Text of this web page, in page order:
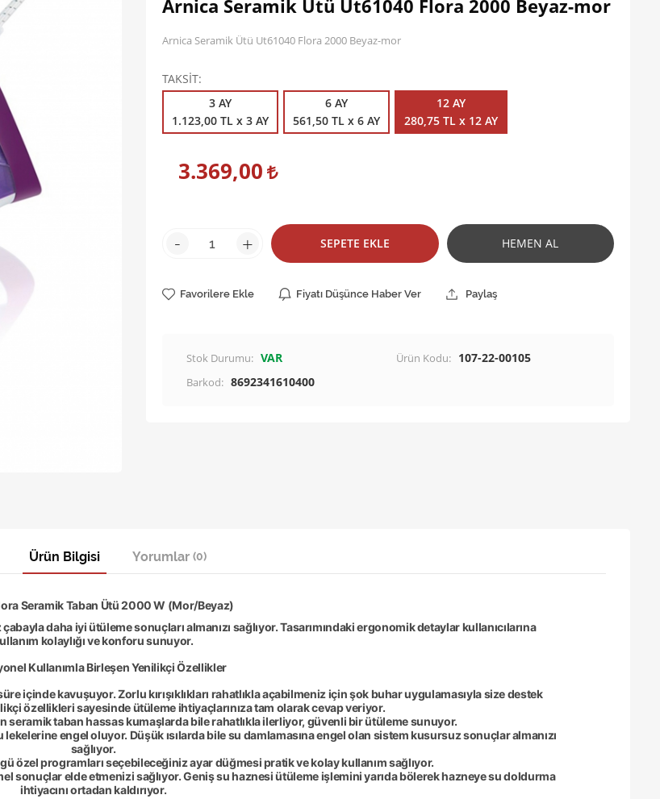
Arnica Seramik Ütü Ut61040 Flora 2000 Beyaz-mor
Arnica Seramik Ütü Ut61040 Flora 2000 Beyaz-mor
TAKSİT
3 AY
1.123,00 TL x 3 AY
6 AY
561,50 TL x 6 AY
12 AY
280,75 TL x 12 AY
3.369,00
- + SEPETE EKLE HEMEN AL
Favorilere Ekle Fiyatı Düşünce Haber Ver Paylaş
Stok Durumu: VAR Ürün Kodu: 107-22-00105
Barkod: 8692341610400
Ürün Bilgisi Yorumlar (0)
Seramik Taban Ütü 2000 W (Mor/Beyaz)
daha iyi ütüleme sonuçları almanızı sağlıyor. Tasarımındaki ergonomik detaylar kullanıcılarına
kolaylığı ve konforu sunuyor.
Kullanımla Birleşen Yenilikçi Özellikler
içinde kavuşuyor. Zorlu kırışıklıkları rahatlıkla açabilmeniz için şok buhar uygulamasıyla size destek
özellikleri sayesinde ütüleme ihtiyaçlarınıza tam olarak cevap veriyor.
seramik taban hassas kumaşlarda bile rahatlıkla ilerliyor, güvenli bir ütüleme sunuyor.
engel oluyor. Düşük ısılarda bile su damlamasına engel olan sistem kusursuz sonuçlar almanızı
sağlıyor.
özel programları seçebileceğiniz ayar düğmesi pratik ve kolay kullanım sağlıyor.
elde etmenizi sağlıyor. Geniş su haznesi ütüleme işlemini yarıda bölerek hazneye su doldurma
ihtiyacını ortadan kaldırıyor.